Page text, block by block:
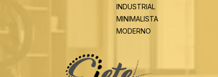
INDUSTRIAL
MINIMALISTA
MODERNO